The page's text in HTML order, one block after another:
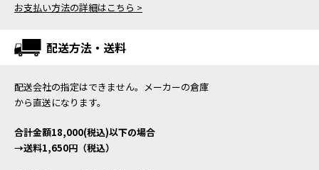
お支払い方法の詳細はこちら >
配送方法・送料
配送会社の指定はできません。メーカーの倉庫
から直送になります。
合計金額18,000(税込)以下の場合
→送料1,650円（税込）